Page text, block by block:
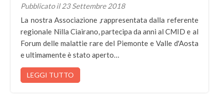
Pubblicato il 23 Settembre 2018
La nostra Associazione ,rappresentata dalla referente
regionale Nilla Ciairano, partecipa da anni al CMID e al
Forum delle malattie rare del Piemonte e Valle d'Aosta
e ultimamente è stato aperto…
LEGGI TUTTO